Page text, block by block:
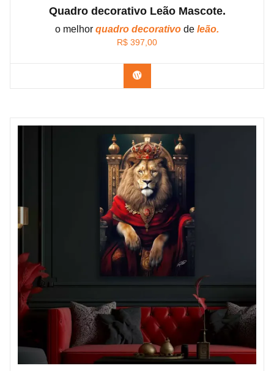
Quadro decorativo Leão Mascote.
o melhor quadro decorativo de leão.
R$ 397,00
Confira os modelos